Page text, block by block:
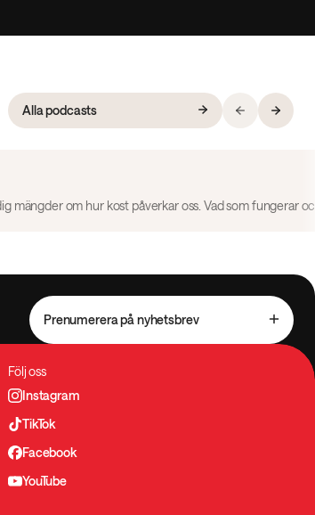
Alla podcasts
Prenumerera på nyhetsbrev
Följ oss
Instagram
TikTok
Facebook
YouTube